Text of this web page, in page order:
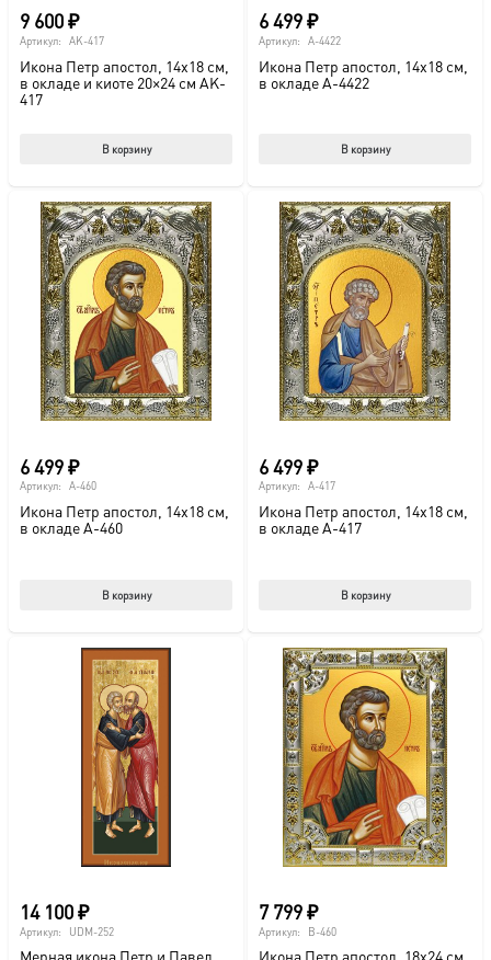
9 600₽
Артикул: AK-417
Икона Петр апостол, 14х18 см,
в окладе и киоте 20×24 см AK-
417
В корзину
6 499₽
Артикул: A-4422
Икона Петр апостол, 14х18 см,
в окладе A-4422
В корзину
6 499₽
Артикул: A-460
Икона Петр апостол, 14х18 см,
в окладе A-460
В корзину
6 499₽
Артикул: A-417
Икона Петр апостол, 14х18 см,
в окладе A-417
В корзину
14 100₽
Артикул: UDM-252
7 799₽
Артикул: B-460